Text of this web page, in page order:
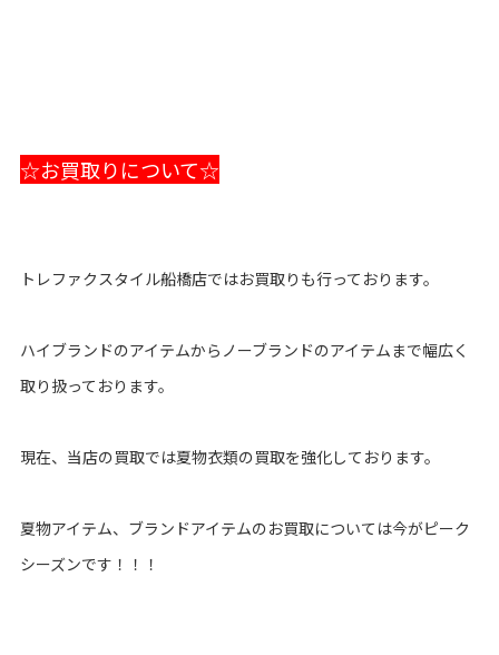
☆お買取りについて☆
トレファクスタイル船橋店ではお買取りも行っております。
ハイブランドのアイテムからノーブランドのアイテムまで幅広く
取り扱っております。
現在、当店の買取では夏物衣類の買取を強化しております。
夏物アイテム、ブランドアイテムのお買取については今がピーク
シーズンです！！！